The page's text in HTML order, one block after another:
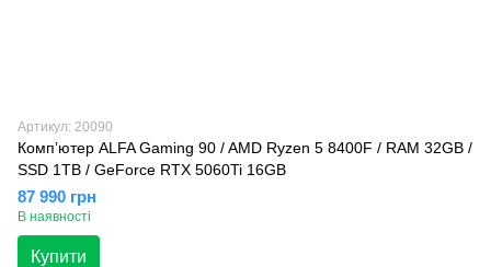
Артикул: 20090
Компʼютер ALFA Gaming 90 / AMD Ryzen 5 8400F / RAM 32GB /
SSD 1TB / GeForce RTX 5060Ti 16GB
87 990 грн
В наявності
Купити